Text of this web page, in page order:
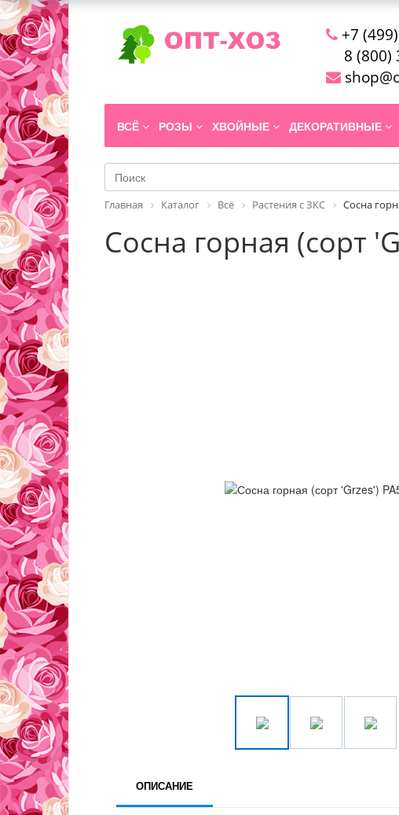
+7
8 (800)
ВСЁ РОЗЫ ХВОЙНЫЕ ДЕКОРАТИВНЫЕ
Главная Каталог Всё Растения с ЗКС Сосна
Сосна горная (сорт
ОПИСАНИЕ